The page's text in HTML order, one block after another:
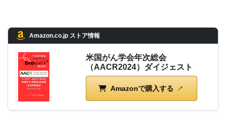
Amazon.co.jp ストア情報
米国がん学会年次総会
（AACR2024）ダイジェスト
Amazonで購入する